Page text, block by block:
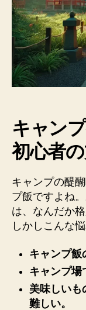
キャン
初心者
キャンプの醍
プ飯ですよね
は、なんだか
しかしこんな
キャンプ飯
キャンプ場
美味しいも
難しい。